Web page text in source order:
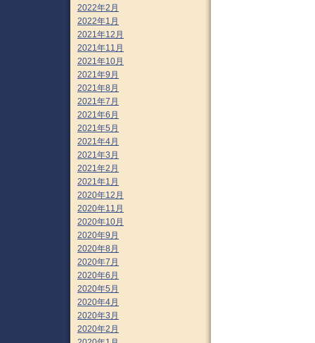
2022年2月
2022年1月
2021年12月
2021年11月
2021年10月
2021年9月
2021年8月
2021年7月
2021年6月
2021年5月
2021年4月
2021年3月
2021年2月
2021年1月
2020年12月
2020年11月
2020年10月
2020年9月
2020年8月
2020年7月
2020年6月
2020年5月
2020年4月
2020年3月
2020年2月